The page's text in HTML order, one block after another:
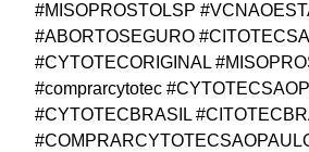
#MISOPROSTOLSP
#ABORTOSEGURO
#CYTOTECORIGINAL
#comprarcytotec
#CYTOTECBRASIL